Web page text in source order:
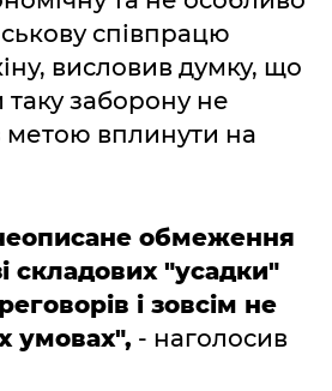
співпрацю
висловив думку, що
заборону не
метою вплинути на
обмеження
складових "усадки"
і зовсім не
умовах", - наголосив